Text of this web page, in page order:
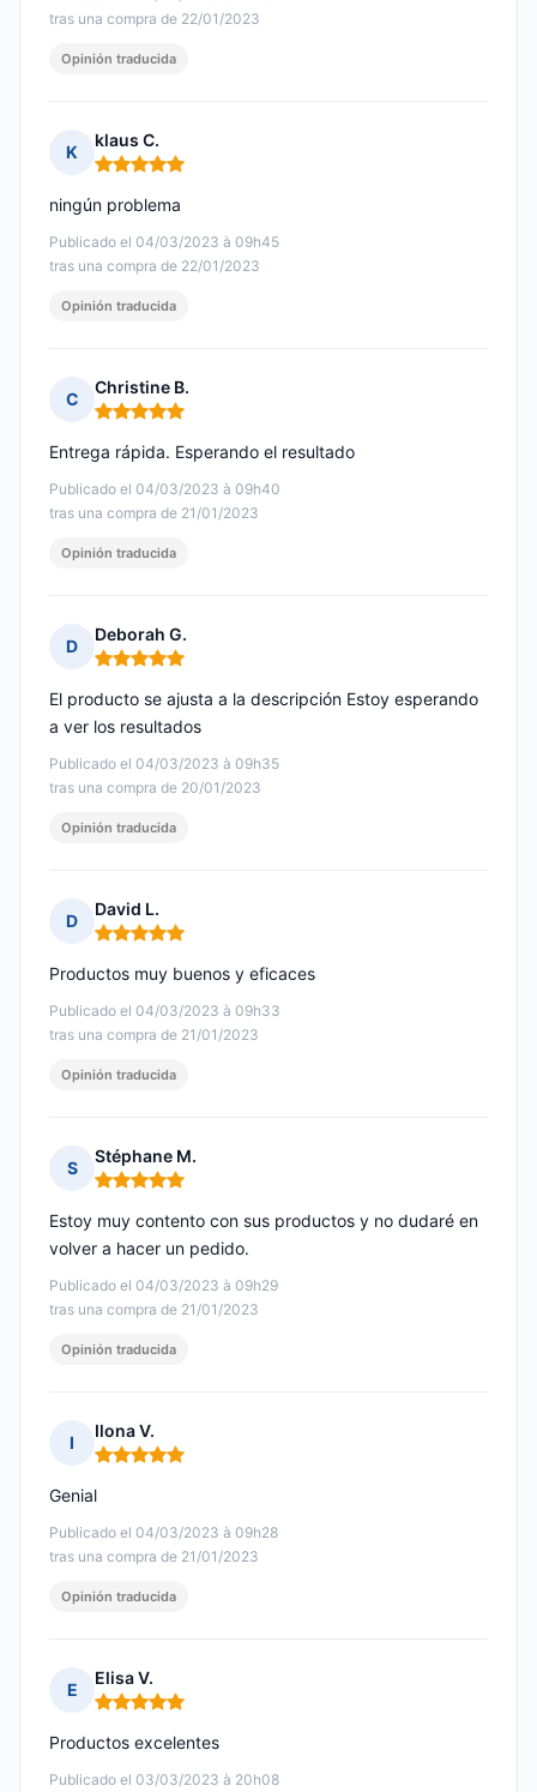
tras una compra de 22/01/2023
Opinión traducida
K
klaus C.
Nota: 5 de 5
Publicado el 04/03/2023 à 09h45
tras una compra de 22/01/2023
ningún problema
Opinión traducida
C
Christine B.
Nota: 5 de 5
Publicado el 04/03/2023 à 09h40
tras una compra de 21/01/2023
Entrega rápida. Esperando el resultado
Opinión traducida
D
Deborah G.
Nota: 5 de 5
Publicado el 04/03/2023 à 09h35
tras una compra de 20/01/2023
El producto se ajusta a la descripción Estoy esperando
a ver los resultados
Opinión traducida
D
David L.
Nota: 5 de 5
Publicado el 04/03/2023 à 09h33
tras una compra de 21/01/2023
Productos muy buenos y eficaces
Opinión traducida
S
Stéphane M.
Nota: 5 de 5
Publicado el 04/03/2023 à 09h29
tras una compra de 21/01/2023
Estoy muy contento con sus productos y no dudaré en
volver a hacer un pedido.
Opinión traducida
I
Ilona V.
Nota: 5 de 5
Publicado el 04/03/2023 à 09h28
tras una compra de 21/01/2023
Genial
Opinión traducida
E
Elisa V.
Nota: 5 de 5
Publicado el 03/03/2023 à 20h08
Productos excelentes